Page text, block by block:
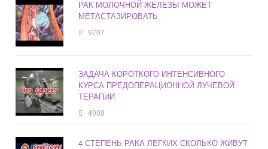
РАК МОЛОЧНОЙ ЖЕЛЕЗЫ МОЖЕТ
МЕТАСТАЗИРОВАТЬ
9707
ЗАДАЧА КОРОТКОГО ИНТЕНСИВНОГО
КУРСА ПРЕДОПЕРАЦИОННОЙ ЛУЧЕВОЙ
ТЕРАПИИ
4008
4 СТЕПЕНЬ РАКА ЛЕГКИХ СКОЛЬКО ЖИВУТ